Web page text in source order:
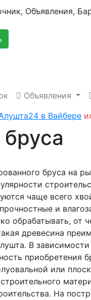
Объявления
в Вайбере
бруса на
чаще всего
и
обрабатывать, от
древесина
В
приобретения
или
На